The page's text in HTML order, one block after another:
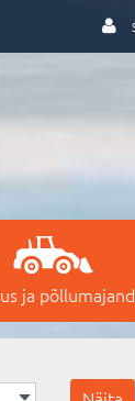
ja